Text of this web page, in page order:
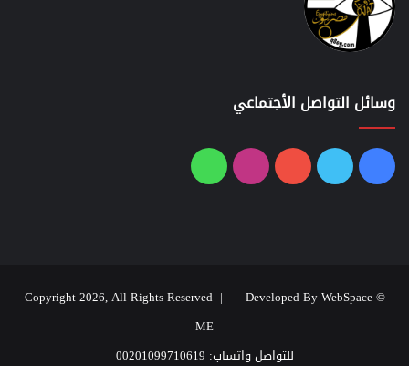
وسائل التواصل الأجتماعي
فيسبوك
تويتر يوتيوبانستقرامواتساب
© Copyright 2026, All Rights Reserved |
Developed By WebSpace
ME
للتواصل واتساب: 00201099710619